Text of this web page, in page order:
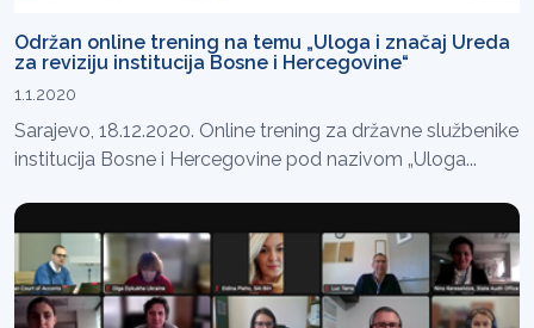
Održan online trening na temu „Uloga i značaj Ureda
za reviziju institucija Bosne i Hercegovine“
1.1.2020
Sarajevo, 18.12.2020. Online trening za državne službenike
institucija Bosne i Hercegovine pod nazivom „Uloga...